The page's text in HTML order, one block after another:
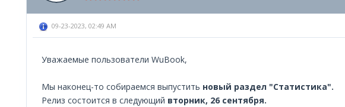
09-23-2023, 02:49 AM
Уважаемые пользователи WuBook,
Мы наконец-то собираемся выпустить новый раздел "Статистика".
Релиз состоится в следующий вторник, 26 сентября.